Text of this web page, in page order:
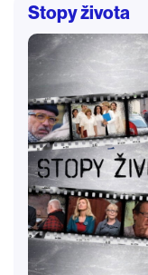
zkrotili, ale to
všechny potíže
Stopy života